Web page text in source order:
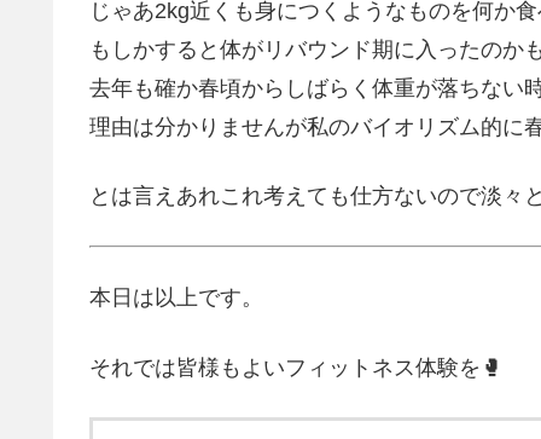
じゃあ2kg近くも身につくようなものを何か
もしかすると体がリバウンド期に入ったのか
去年も確か春頃からしばらく体重が落ちない
理由は分かりませんが私のバイオリズム的に
とは言えあれこれ考えても仕方ないので淡々
本日は以上です。
それでは皆様もよいフィットネス体験を🥊